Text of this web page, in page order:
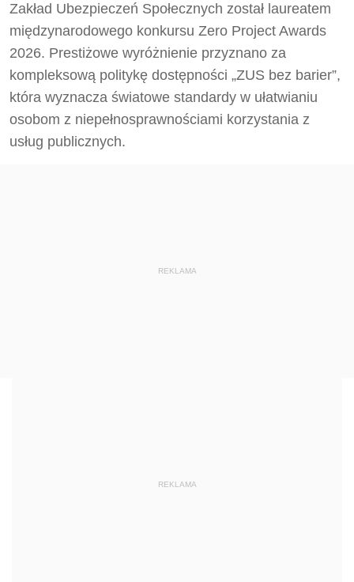
Zakład Ubezpieczeń Społecznych został laureatem
międzynarodowego konkursu Zero Project Awards
2026. Prestiżowe wyróżnienie przyznano za
kompleksową politykę dostępności „ZUS bez barier”,
która wyznacza światowe standardy w ułatwianiu
osobom z niepełnosprawnościami korzystania z
usług publicznych.
REKLAMA
REKLAMA